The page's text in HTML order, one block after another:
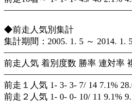
◆前走人気別集計
集計期間：2005. 1. 5 ～ 2014. 1.
前走人気 着別度数 勝率 連対率
前走１人気 1- 3- 3- 7/ 14 7.1%
前走２人気 1- 0- 0- 10/ 11 9.1%